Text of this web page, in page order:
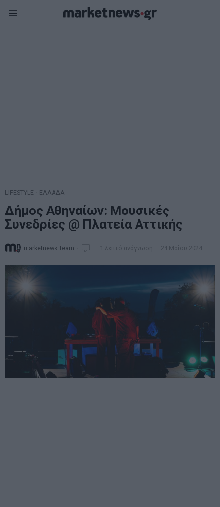
LIFESTYLE ΕΛΛΑΔΑ
Δήμος Αθηναίων: Μουσικές
Συνεδρίες @ Πλατεία Αττικής
marketnews Team 1 λεπτό ανάγνωση 24 Μαΐου 2024